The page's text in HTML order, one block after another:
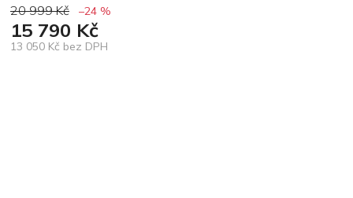
20 999 Kč –24 %
15 790 Kč
13 050 Kč bez DPH